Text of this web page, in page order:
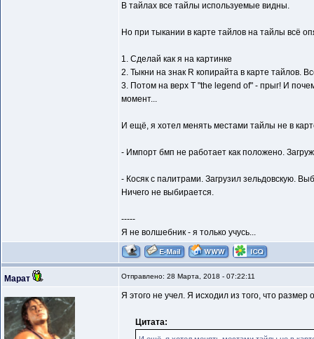
В тайлах все тайлы используемые видны.
Но при тыкании в карте тайлов на тайлы всё
1. Сделай как я на картинке
2. Тыкни на знак R копирайта в карте тайлов.
3. Потом на верх Т "the legend of" - прыг! И
момент...
И ещё, я хотел менять местами тайлы не в
- Импорт бмп не работает как положено.
- Косяк с палитрами. Загрузил зельдовскую.
Ничего не выбирается.
-----
Я не волшебник - я только учусь...
Марат Отправлено: 28 Марта, 2018 - 07:22:11
Я этого не учел. Я исходил из того, что
Цитата: